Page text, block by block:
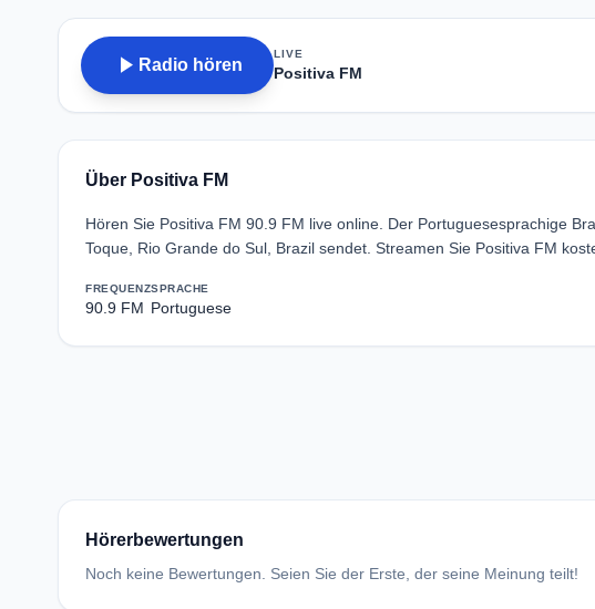
play_arrow Radio hören
LIVE
Positiva FM
Über Positiva FM
Hören Sie Positiva FM 90.9 FM live online. Der Portuguesesprachige
Toque, Rio Grande do Sul, Brazil sendet. Streamen Sie Positiva FM
FREQUENZ
90.9 FM
SPRACHE
Portuguese
Hörerbewertungen
Noch keine Bewertungen. Seien Sie der Erste, der seine Meinung teilt!